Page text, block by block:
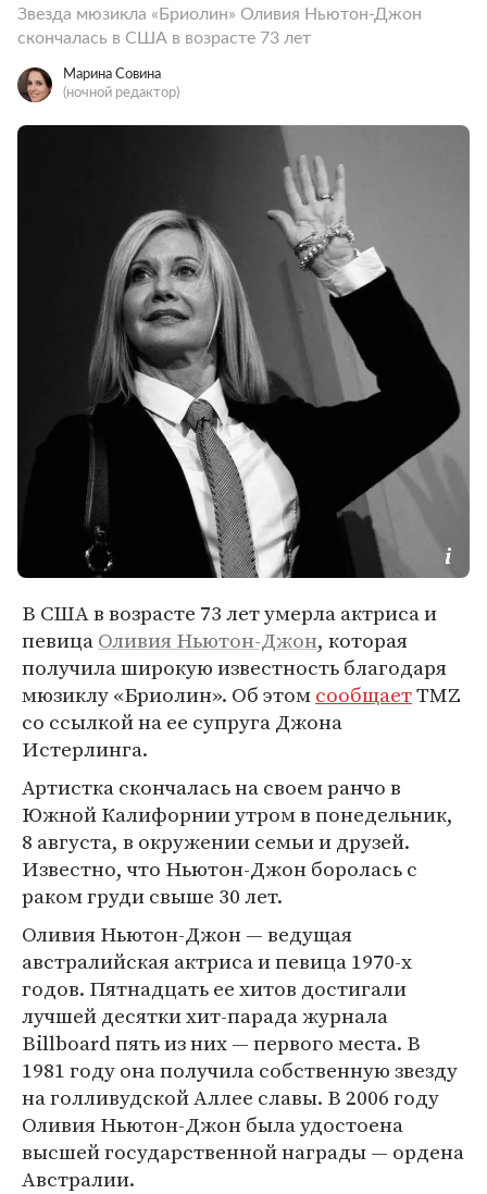
Звезда мюзикла «Бриолин» Оливия Ньютон-Джон
скончалась в США в возрасте 73 лет
Марина Совина
(ночной редактор)
В США в возрасте 73 лет умерла актриса и
певицаОливия Ньютон-Джон, которая
получила широкую известность благодаря
мюзиклу «Бриолин». Об этомсообщаетTMZ
со ссылкой на ее супруга Джона
Истерлинга.
Артистка скончалась на своем ранчо в
Южной Калифорнии утром в понедельник,
8 августа, в окружении семьи и друзей.
Известно, что Ньютон-Джон боролась с
раком груди свыше 30 лет.
Оливия Ньютон-Джон — ведущая
австралийская актриса и певица 1970-х
годов. Пятнадцать ее хитов достигали
лучшей десятки хит-парада журнала
Billboard пять из них — первого места. В
1981 году она получила собственную звезду
на голливудской Аллее славы. В 2006 году
Оливия Ньютон-Джон была удостоена
высшей государственной награды — ордена
Австралии.